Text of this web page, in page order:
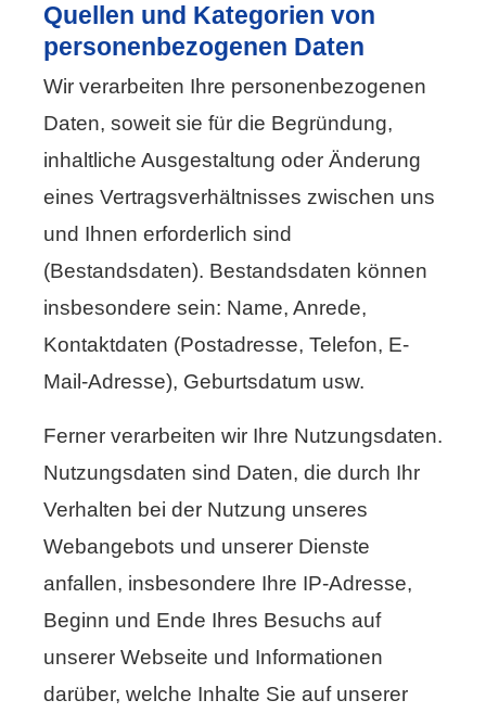
Quellen und Kategorien von
personenbezogenen Daten
Wir verarbeiten Ihre personenbezogenen
Daten, soweit sie für die Begründung,
inhaltliche Ausgestaltung oder Änderung
eines Vertragsverhältnisses zwischen uns
und Ihnen erforderlich sind
(Bestandsdaten). Bestandsdaten können
insbesondere sein: Name, Anrede,
Kontaktdaten (Postadresse, Telefon, E-
Mail-Adresse), Geburts­datum usw.
Ferner verarbeiten wir Ihre Nutzungsdaten.
Nutzungsdaten sind Daten, die durch Ihr
Verhalten bei der Nutzung unseres
Webangebots und unserer Dienste
anfallen, insbesondere Ihre IP-Adresse,
Beginn und Ende Ihres Besuchs auf
unserer Webseite und Informationen
darüber, welche Inhalte Sie auf unserer